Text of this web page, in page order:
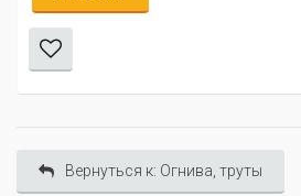
Вернуться к: Огнива, труты